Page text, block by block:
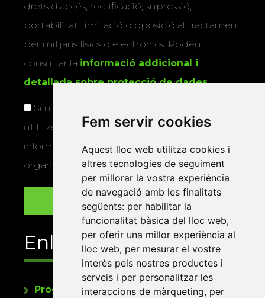
Fem servir cookies
Aquest lloc web utilitza cookies i
altres tecnologies de seguiment
per millorar la vostra experiència
de navegació amb les finalitats
següents: per habilitar la
funcionalitat bàsica del lloc web,
per oferir una millor experiència al
lloc web, per mesurar el vostre
interès pels nostres productes i
serveis i per personalitzar les
interaccions de màrqueting, per
drets d’accés, rectificació, supressió,
portabilitat, limitació o oposició al tractament
per mitjans físics o electrònics. Podeu
consultar la informació addicional i
detallada sobre protecció de dades.
Si marqueu aquesta casella, consentiu que
utilitzem les vostres dades per a enviar-vos
informació sobre els actes i activitats que
organitza la Xarxa Vives.
Enllaços
Programa de publicacions